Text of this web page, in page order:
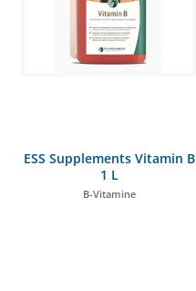
ESS Supplements Vitamin B
1 L
B-Vitamine